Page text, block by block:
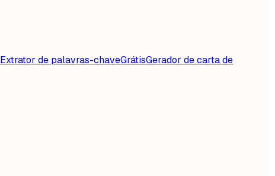
Extrator de palavras-chaveGrátisGerador de carta de